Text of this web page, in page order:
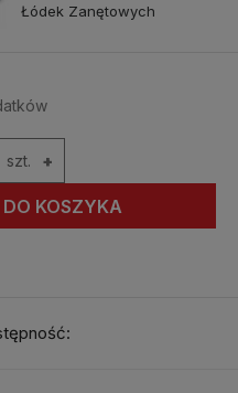
Łódek Zanętowych
szt. +
DO KOSZYKA